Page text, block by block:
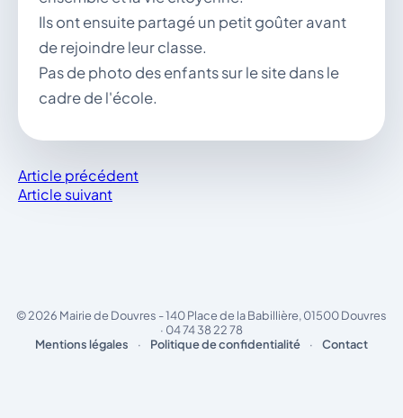
Ils ont ensuite partagé un petit goûter avant
de rejoindre leur classe.
Pas de photo des enfants sur le site dans le
cadre de l'école.
Article précédent
Article suivant
© 2026 Mairie de Douvres - 140 Place de la Babillière, 01500 Douvres
· 04 74 38 22 78
Mentions légales
· Politique de confidentialité · Contact